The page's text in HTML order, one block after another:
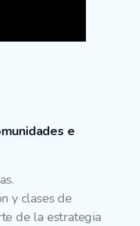
e
y clases de
de la estrategia